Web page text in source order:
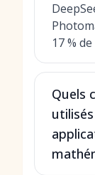
17 %
Quels